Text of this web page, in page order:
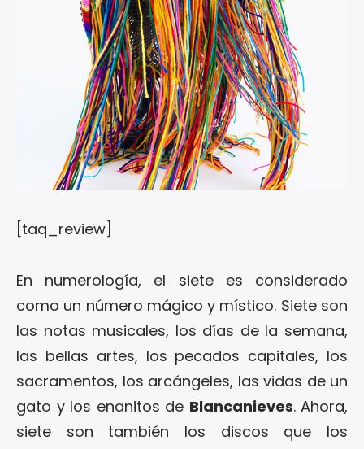
[taq_review]
En numerología, el siete es considerado
como un número mágico y místico. Siete son
las notas musicales, los días de la semana,
las bellas artes, los pecados capitales, los
sacramentos, los arcángeles, las vidas de un
gato y los enanitos de Blancanieves. Ahora,
siete son también los discos que los